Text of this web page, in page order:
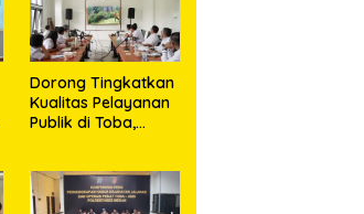
Dorong Tingkatkan
Kualitas Pelayanan
Publik di Toba,
Inovasi Perangkat
Daerah